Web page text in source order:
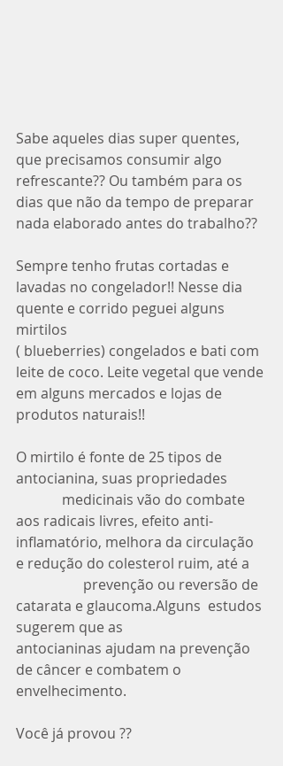
Sabe aqueles dias super quentes,
que precisamos consumir algo
refrescante?? Ou também para os
dias que não da tempo de preparar
nada elaborado antes do trabalho??
Sempre tenho frutas cortadas e
lavadas no congelador!! Nesse dia
quente e corrido peguei alguns
mirtilos
( blueberries) congelados e bati com
leite de coco. Leite vegetal que vende
em alguns mercados e lojas de
produtos naturais!!
O mirtilo é fonte de 25 tipos de
antocianina, suas propriedades
             medicinais vão do combate
aos radicais livres, efeito anti-
inflamatório, melhora da circulação
e redução do colesterol ruim, até a
                   prevenção ou reversão de
catarata e glaucoma.Alguns  estudos
sugerem que as
antocianinas ajudam na prevenção
de câncer e combatem o
envelhecimento.
Você já provou ??